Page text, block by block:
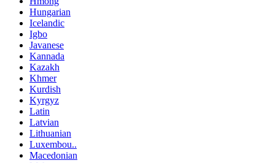
Hungarian
Icelandic
Igbo
Javanese
Kannada
Kazakh
Khmer
Kurdish
Kyrgyz
Latin
Latvian
Lithuanian
Luxembou..
Macedonian